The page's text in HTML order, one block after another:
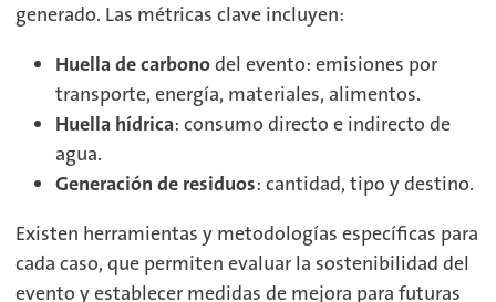
generado. Las métricas clave incluyen:
Huella de carbonodel evento: emisiones por
transporte, energía, materiales, alimentos.
Huella hídrica: consumo directo e indirecto de
agua.
Generación de residuos: cantidad, tipo y destino.
Existen herramientas y metodologías específicas para
cada caso, que permiten evaluar la sostenibilidad del
evento y establecer medidas de mejora para futuras